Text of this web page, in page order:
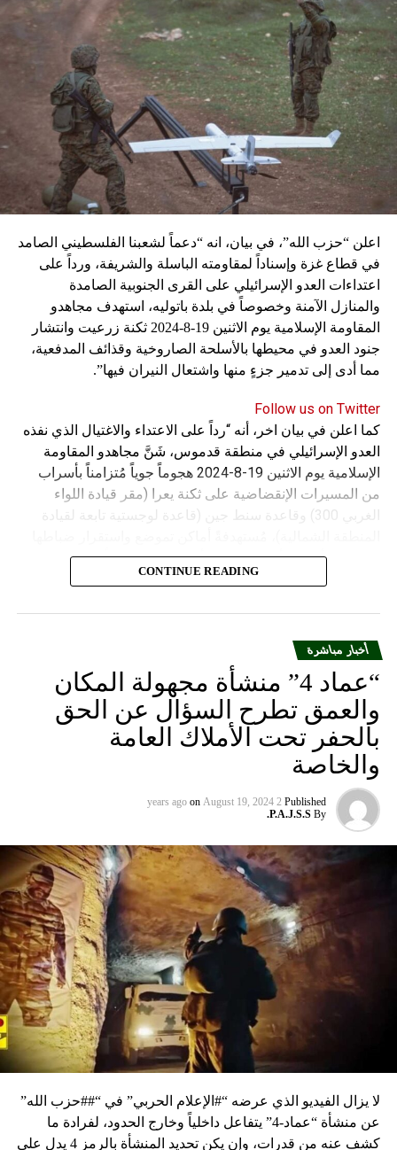
اعلن “حزب الله”، في بيان، انه “دعماً لشعبنا الفلسطيني الصامد
في قطاع غزة وإسناداً لمقاومته الباسلة ‌‏‌‏‌والشريفة، ورداً على
اعتداءات العدو الإسرائيلي على القرى الجنوبية الصامدة
والمنازل الآمنة وخصوصاً في بلدة باتوليه، استهدف مجاهدو
المقاومة الإسلامية يوم الاثنين 19-8-2024 ثكنة زرعيت وانتشار
جنود العدو في محيطها بالأسلحة الصاروخية وقذائف المدفعية،
مما أدى إلى تدمير جزءٍ منها واشتعال النيران فيها”.
Follow us on Twitter
كما اعلن في بيان اخر، أنه “رداً على الاعتداء والاغتيال الذي نفذه
العدو الإسرائيلي في منطقة قدموس، شَنَّ مجاهدو المقاومة
الإسلامية يوم الاثنين 19-8-2024 هجوماً جوياً مُتزامناً بأسراب
من المسيرات الإنقضاضية على ثكنة يعرا (مقر قيادة اللواء
الغربي 300) وقاعدة سنط جين (قاعدة لوجستية تابعة لقيادة
وجنودها وأصابت أهدافها بدقة وأوقعت فيهم عدداً من القتلى
CONTINUE READING
أخبار مباشرة
“عماد 4” منشأة مجهولة المكان
والعمق تطرح السؤال عن الحق
بالحفر تحت الأملاك العامة
والخاصة
Published
2 years ago
on August 19, 2024
By
P.A.J.S.S.
لا يزال الفيديو الذي عرضه “#الإعلام الحربي” في “##حزب الله”
عن منشأة “عماد-4” يتفاعل داخلياً وخارج الحدود، لفرادة ما
كشف عنه من قدرات، وإن يكن تحديد المنشأة بالرمز 4 يدل على